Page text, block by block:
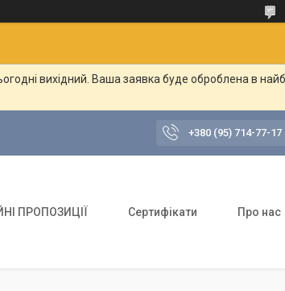
вихідний. Ваша заявка буде оброблена в
+380 (95) 714-77-17
ПРОПОЗИЦІЇ Сертифікати Про нас